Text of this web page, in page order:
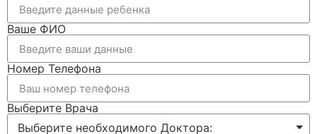
Ваше ФИО
Номер Телефона
Выберите Врача